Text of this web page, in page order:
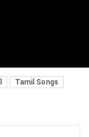
Tamil Songs